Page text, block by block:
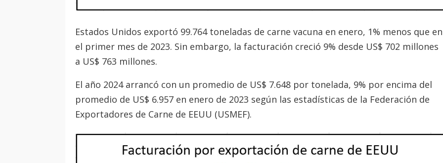
Estados Unidos exportó 99.764 toneladas de carne vacuna en enero, 1% menos que en
el primer mes de 2023. Sin embargo, la facturación creció 9% desde US$ 702 millones
a US$ 763 millones.
El año 2024 arrancó con un promedio de US$ 7.648 por tonelada, 9% por encima del
promedio de US$ 6.957 en enero de 2023 según las estadísticas de la Federación de
Exportadores de Carne de EEUU (USMEF).